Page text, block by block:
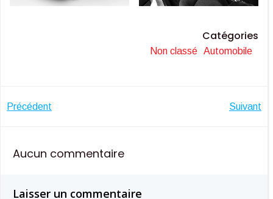
Catégories
Non classé Automobile
Navigation
de
Précédent Suivant
Aucun commentaire
Laisser un commentaire